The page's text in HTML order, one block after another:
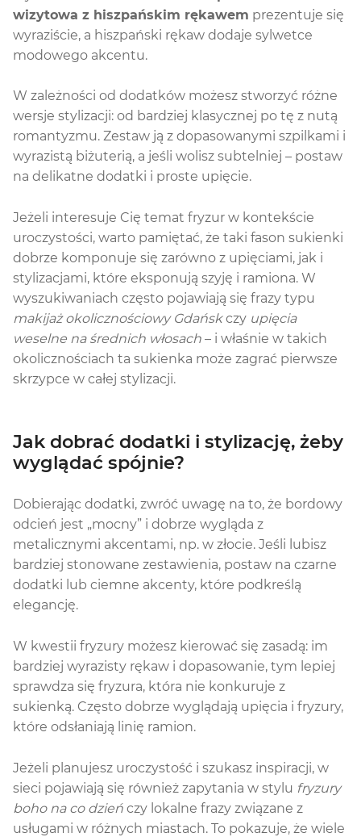
wizytowa z hiszpańskim rękawem prezentuje się
wyraziście, a hiszpański rękaw dodaje sylwetce
modowego akcentu.
W zależności od dodatków możesz stworzyć różne
wersje stylizacji: od bardziej klasycznej po tę z nutą
romantyzmu. Zestaw ją z dopasowanymi szpilkami i
wyrazistą biżuterią, a jeśli wolisz subtelniej – postaw
na delikatne dodatki i proste upięcie.
Jeżeli interesuje Cię temat fryzur w kontekście
uroczystości, warto pamiętać, że taki fason sukienki
dobrze komponuje się zarówno z upięciami, jak i
stylizacjami, które eksponują szyję i ramiona. W
wyszukiwaniach często pojawiają się frazy typu
makijaż okolicznościowy Gdańskczy upięcia
weselne na średnich włosach – i właśnie w takich
okolicznościach ta sukienka może zagrać pierwsze
skrzypce w całej stylizacji.
Jak dobrać dodatki i stylizację, żeby
wyglądać spójnie?
Dobierając dodatki, zwróć uwagę na to, że bordowy
odcień jest „mocny” i dobrze wygląda z
metalicznymi akcentami, np. w złocie. Jeśli lubisz
bardziej stonowane zestawienia, postaw na czarne
dodatki lub ciemne akcenty, które podkreślą
elegancję.
W kwestii fryzury możesz kierować się zasadą: im
bardziej wyrazisty rękaw i dopasowanie, tym lepiej
sprawdza się fryzura, która nie konkuruje z
sukienką. Często dobrze wyglądają upięcia i fryzury,
które odsłaniają linię ramion.
Jeżeli planujesz uroczystość i szukasz inspiracji, w
sieci pojawiają się również zapytania w stylu fryzury
boho na co dzień czy lokalne frazy związane z
usługami w różnych miastach. To pokazuje, że wiele